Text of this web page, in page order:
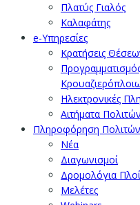
Πλατύς Γιαλός
Καλαφάτης
e-Υπηρεσίες
Κρατήσεις
Ηλεκτρονικές
Αιτήματα Πολιτών
Πληροφόρηση Πολιτών
Νέα
Διαγωνισμοί
Δρομολόγια
Μελέτες